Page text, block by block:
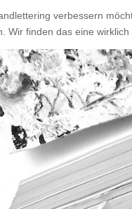
verbessern
Wir finden das eine